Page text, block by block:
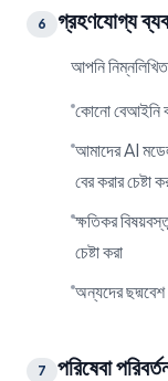
6 গ্রহণযোগ্য
আপনি
কোনো বেআইনি
আমাদের AI
বের করার চেষ্টা
ক্ষতিকর
চেষ্টা করা
অন্যদের ছদ্মবেশ
7 পরিষেবা